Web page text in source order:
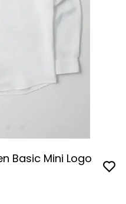
Basic Mini Logo